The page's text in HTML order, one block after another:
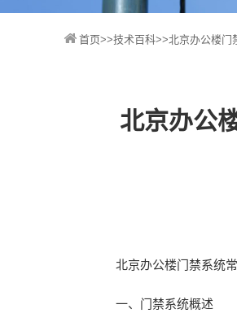
首页>>技术百科>>北京办公楼门
北京办公
北京办公楼门禁系统
一、门禁系统概述